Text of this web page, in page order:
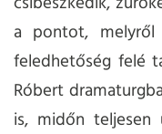
a pontot,
feledhetőség felé
Róbert
is, midőn teljesen